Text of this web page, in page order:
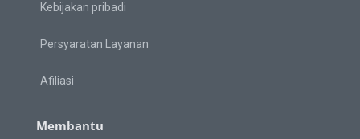
Kebijakan pribadi
Persyaratan Layanan
Afiliasi
Membantu